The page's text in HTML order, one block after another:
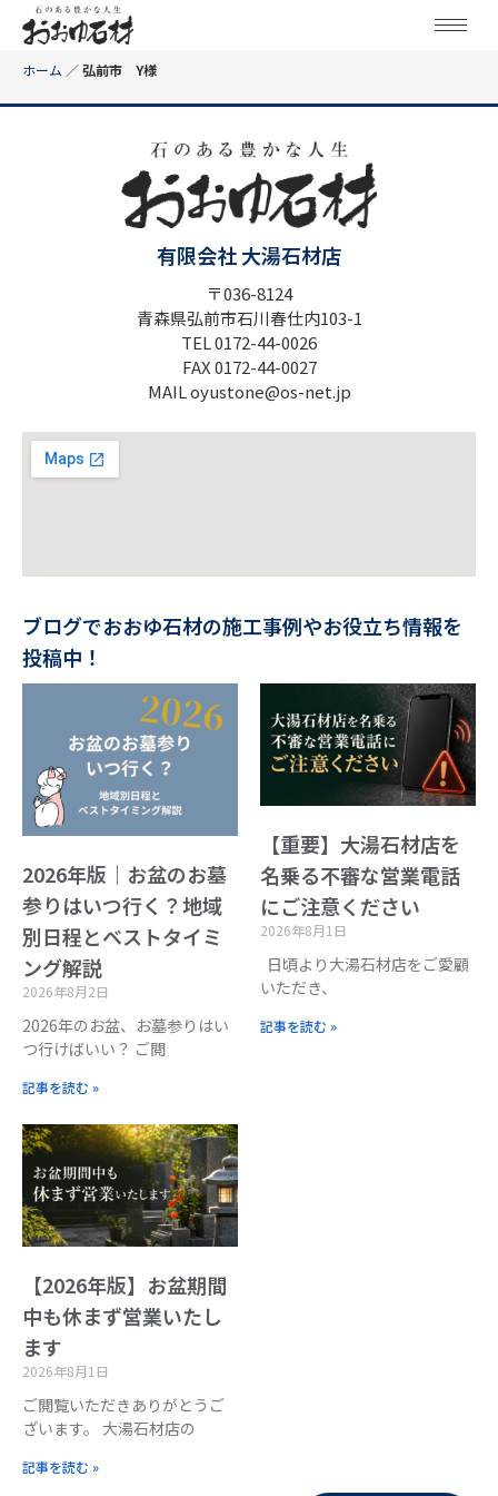
ホーム ／弘前市 Y様
有限会社 大湯石材店
〒036-8124
青森県弘前市石川春仕内103-1
TEL 0172-44-0026
FAX 0172-44-0027
MAIL oyustone@os-net.jp
ブログでおおゆ石材の施工事例やお役立ち情報を
投稿中！
2026年版｜お盆のお墓
参りはいつ行く？地域
別日程とベストタイミ
ング解説
2026年8月2日
2026年のお盆、お墓参りはい
つ行けばいい？ ご閲
記事を読む »
【重要】大湯石材店を
名乗る不審な営業電話
にご注意ください
2026年8月1日
日頃より大湯石材店をご愛顧
いただき、
記事を読む »
【2026年版】お盆期間
中も休まず営業いたし
ます
2026年8月1日
ご閲覧いただきありがとうご
ざいます。 大湯石材店の
記事を読む »